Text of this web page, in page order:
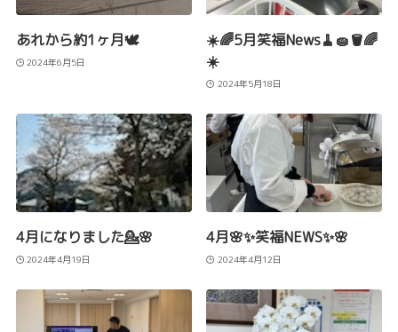
あれから約1ヶ月🕊️
2024年6月5日
☀️🌈5月笑福News🧹🧽🪣🌈
☀️
2024年5月18日
4月になりました💁🌸
2024年4月19日
4月🌸✨笑福NEWS✨🌸
2024年4月12日